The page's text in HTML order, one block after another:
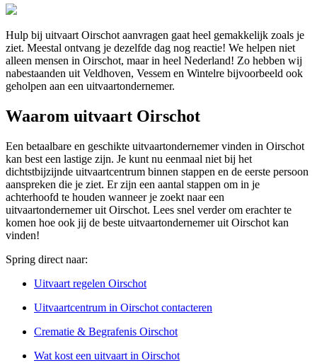
Hulp bij uitvaart Oirschot aanvragen gaat heel gemakkelijk zoals je
ziet. Meestal ontvang je dezelfde dag nog reactie! We helpen niet
alleen mensen in Oirschot, maar in heel Nederland! Zo hebben wij
nabestaanden uit Veldhoven, Vessem en Wintelre bijvoorbeeld ook
geholpen aan een uitvaartondernemer.
Waarom uitvaart Oirschot
Een betaalbare en geschikte uitvaartondernemer vinden in Oirschot
kan best een lastige zijn. Je kunt nu eenmaal niet bij het
dichtstbijzijnde uitvaartcentrum binnen stappen en de eerste persoon
aanspreken die je ziet. Er zijn een aantal stappen om in je
achterhoofd te houden wanneer je zoekt naar een
uitvaartondernemer uit Oirschot. Lees snel verder om erachter te
komen hoe ook jij de beste uitvaartondernemer uit Oirschot kan
vinden!
Spring direct naar:
Uitvaart regelen Oirschot
Uitvaartcentrum in Oirschot contacteren
Crematie & Begrafenis Oirschot
Wat kost een uitvaart in Oirschot